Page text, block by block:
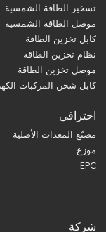
تسخير الطاقة الشمسية
موصل الطاقة الشمسية
كابل تخزين الطاقة
نظام تخزين الطاقة
موصل تخزين الطاقة
كابل شحن المركبات
احترافي
مصنّع المعدات الأصلية
موزع
EPC
شركة